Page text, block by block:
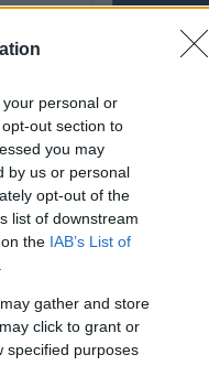
personal or
out section to
you may
by us or personal
opt-out of the
list of downstream
the IAB’s List of
gather and store
click to grant or
specified purposes
(EPOCH)
Stride
Staked
Injective
Vested XOR
(VXOR)